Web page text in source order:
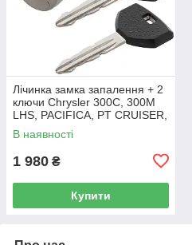
Лічинка замка запалення + 2
ключи Chrysler 300C, 300M
LHS, PACIFICA, PT CRUISER,
SEBRING 5003843AB
В наявності
1 980 ₴
Купити